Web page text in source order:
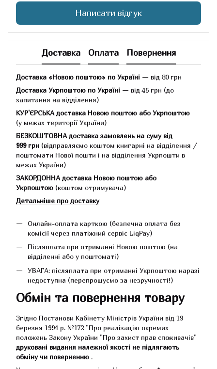
Написати відгук
Доставка Оплата Повернення
Доставка «Новою поштою» по Україні — від 80 грн
Доставка Укрпоштою по Україні — від 45 грн (до
запитання на відділення)
КУР'ЄРСЬКА доставка Новою поштою або Укрпоштою
(у межах території України)
БЕЗКОШТОВНА доставка замовлень на суму від
999 грн (відправляємо коштом книгарні на відділення /
поштомати Нової пошти і на відділення Укрпошти в
межах України)
ЗАКОРДОННА доставка Новою поштою або
Укрпоштою (коштом отримувача)
Детальніше про доставку
Онлайн-оплата карткою (безпечна оплата без
комісії через платіжний сервіс LiqPay)
Післяплата при отриманні Новою поштою (на
відділенні або у поштоматі)
УВАГА: післяплата при отриманні Укрпоштою наразі
недоступна (перепрошуємо за незручності!)
Обмін та повернення товару
Згідно Постанови Кабінету Міністрів України від 19
березня 1994 р. №172 "Про реалізацію окремих
положень Закону України "Про захист прав споживачів"
друковані видання належної якості не підлягають
обміну чи поверненню .